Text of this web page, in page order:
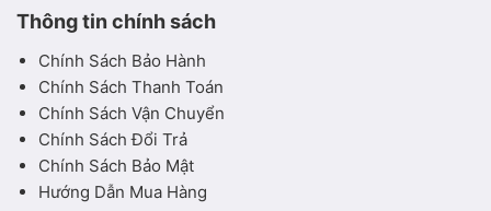
Thông tin chính sách
Chính Sách Bảo Hành
Chính Sách Thanh Toán
Chính Sách Vận Chuyển
Chính Sách Đổi Trả
Chính Sách Bảo Mật
Hướng Dẫn Mua Hàng